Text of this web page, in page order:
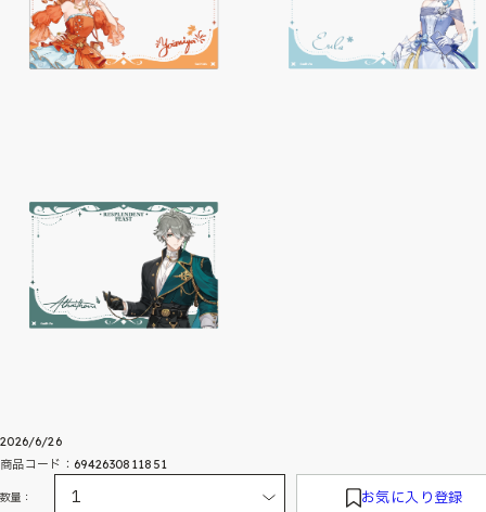
2026/6/26
商品コード：6942630811851
数量： お気に入り登録